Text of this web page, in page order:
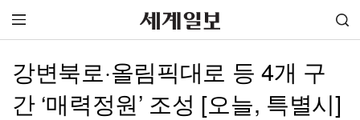
강변북로·올림픽대로 등 4개 구
간 ‘매력정원’ 조성 [오늘, 특별시]